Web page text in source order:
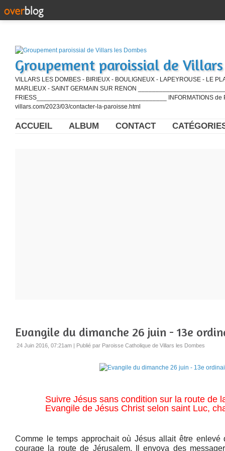
Groupement paroissial de
VILLARS LES DOMBES - BIRIEUX - BOULIGNEUX - LAPEYROUSE - LE
MARLIEUX - SAINT GERMAIN SUR RENON
FRIESS_____________________________________ INFORMATIONS de
villars.com/2023/03/contacter-la-paroisse.html
ACCUEIL ALBUM CONTACT
Evangile du dimanche 26 juin - 13e
24 Juin 2016, 07:21am | Publié par Paroisse Catholique de Villars les Dombes
Suivre Jésus sans condition sur la route de
Evangile de Jésus Christ selon saint Luc,
Comme le temps approchait où Jésus allait être
courage la route de Jérusalem. Il envoya des